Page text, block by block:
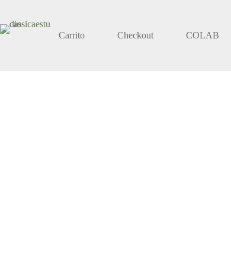
Carrito Checkout COLAB